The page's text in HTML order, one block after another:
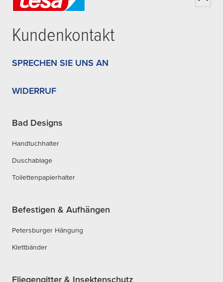
Kundenkontakt
SPRECHEN SIE UNS AN
WIDERRUF
Bad Designs
Handtuchhalter
Duschablage
Toilettenpapierhalter
Befestigen & Aufhängen
Petersburger Hängung
Klettbänder
Fliegengitter & Insektenschutz